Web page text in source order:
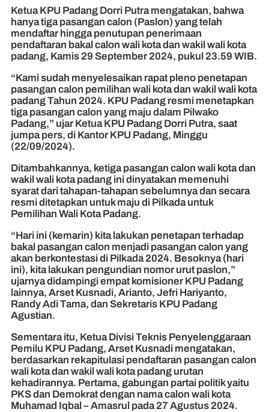
Ketua KPU Padang Dorri Putra mengatakan, bahwa
hanya tiga pasangan calon (Paslon) yang telah
mendaftar hingga penutupan penerimaan
pendaftaran bakal calon wali kota dan wakil wali kota
padang, Kamis 29 September 2024, pukul 23.59 WIB.
“Kami sudah menyelesaikan rapat pleno penetapan
pasangan calon pemilihan wali kota dan wakil wali kota
padang Tahun 2024. KPU Padang resmi menetapkan
tiga pasangan calon yang maju dalam Pilwako
Padang,” ujar Ketua KPU Padang Dorri Putra, saat
jumpa pers, di Kantor KPU Padang, Minggu
(22/09/2024).
Ditambahkannya, ketiga pasangan calon wali kota dan
wakil wali kota padang ini dinyatakan memenuhi
syarat dari tahapan-tahapan sebelumnya dan secara
resmi ditetapkan untuk maju di Pilkada untuk
Pemilihan Wali Kota Padang.
“Hari ini (kemarin) kita lakukan penetapan terhadap
bakal pasangan calon menjadi pasangan calon yang
akan berkontestasi di Pilkada 2024. Besoknya (hari
ini), kita lakukan pengundian nomor urut paslon,”
ujarnya didampingi empat komisioner KPU Padang
lainnya, Arset Kusnadi, Arianto, Jefri Hariyanto,
Randy Adi Tama, dan Sekretaris KPU Padang
Agustian.
Sementara itu, Ketua Divisi Teknis Penyelenggaraan
Pemilu KPU Padang, Arset Kusnadi mengatakan,
berdasarkan rekapitulasi pendaftaran pasangan calon
wali kota dan wakil wali kota padang urutan
kehadirannya. Pertama, gabungan partai politik yaitu
PKS dan Demokrat dengan nama calon wali kota
Muhamad Iqbal – Amasrul pada 27 Agustus 2024.